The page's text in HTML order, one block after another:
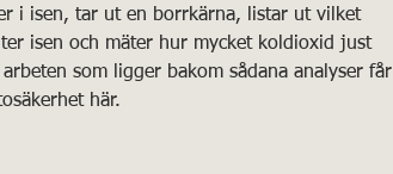
i isen, tar ut en borrkärna, listar ut vilket
isen och mäter hur mycket koldioxid just
som ligger bakom sådana analyser får
här.